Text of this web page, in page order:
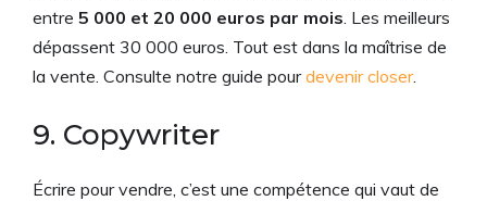
entre 5 000 et 20 000 euros par mois . Les meilleurs
dépassent 30 000 euros. Tout est dans la maîtrise de
la vente. Consulte notre guide pourdevenir closer.
9. Copywriter
Écrire pour vendre, c’est une compétence qui vaut de